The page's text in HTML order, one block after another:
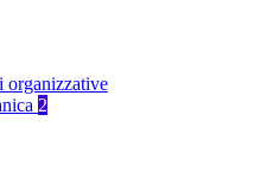
organizzative
2